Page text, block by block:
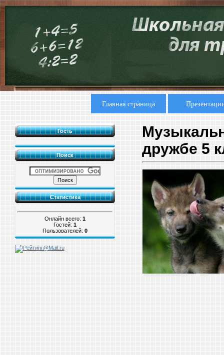
Главная страница
Гость
Поиск
Статистика
Онлайн всего: 1
Гостей: 1
Пользователей: 0
дружбе 5